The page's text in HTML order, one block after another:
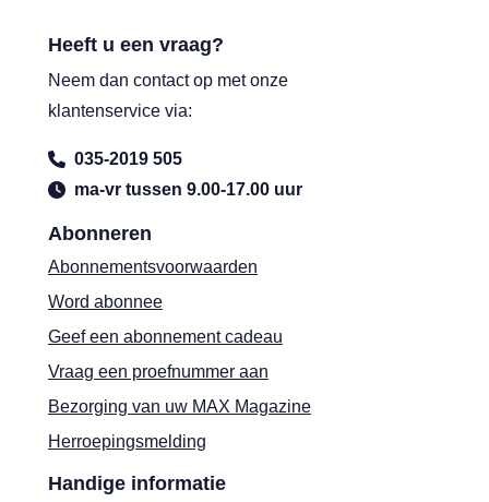
Abonneren
Abonnementsvoorwaarden
Word abonnee
Geef een abonnement cadeau
Vraag een proefnummer aan
Bezorging van uw MAX Magazine
Herroepingsmelding
Handige informatie
Heeft u een vraag?
Neem dan contact op met onze
klantenservice via:
035-2019 505
ma-vr tussen 9.00-17.00 uur